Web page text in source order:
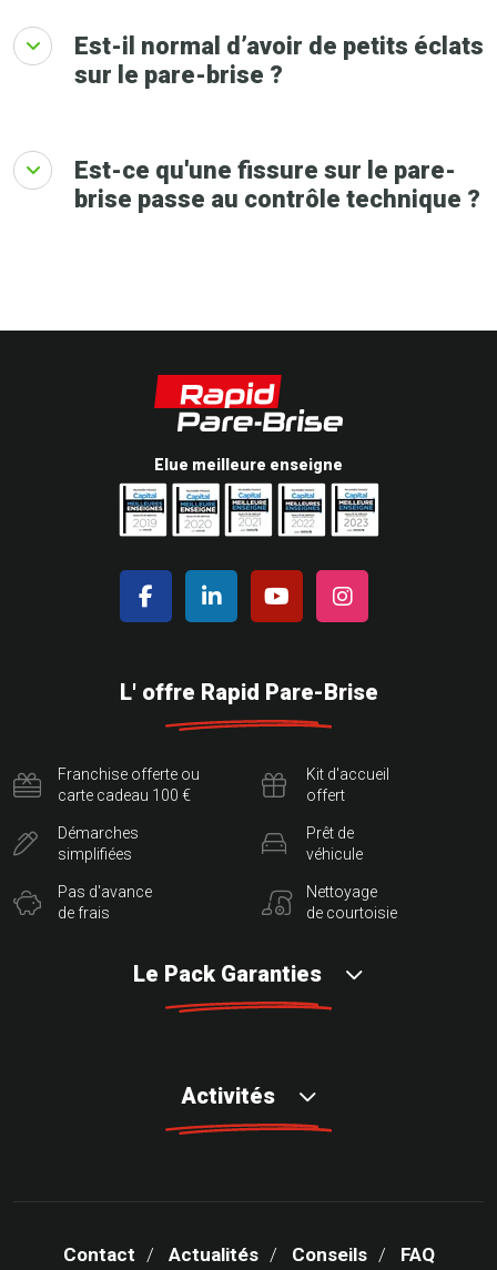
Est-il normal d’avoir de petits éclats
sur le pare-brise ?
Est-ce qu'une fissure sur le pare-
brise passe au contrôle technique ?
Elue meilleure enseigne
L' offre Rapid Pare-Brise
Franchise offerte ou
carte cadeau 100 €
Démarches
simplifiées
Pas d'avance
de frais
Kit d'accueil
offert
Prêt de
véhicule
Nettoyage
de courtoisie
Le Pack Garanties
Activités
Contact Actualités Conseils FAQ